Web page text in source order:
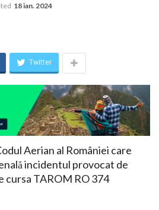
18 ian. 2024
Twitter
Aerian al României care
incidentul provocat de
cursa TAROM RO 374